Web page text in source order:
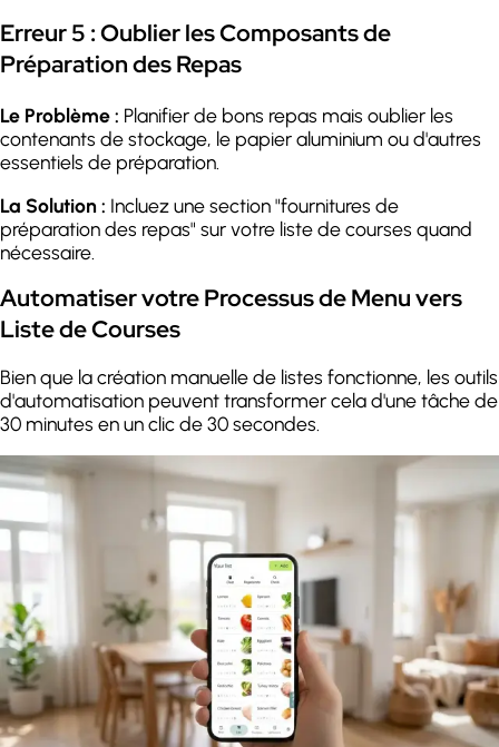
Erreur 5 : Oublier les Composants de
Préparation des Repas
Le Problème : Planifier de bons repas mais oublier les
contenants de stockage, le papier aluminium ou d'autres
essentiels de préparation.
La Solution : Incluez une section "fournitures de
préparation des repas" sur votre liste de courses quand
nécessaire.
Automatiser votre Processus de Menu vers
Liste de Courses
Bien que la création manuelle de listes fonctionne, les outils
d'automatisation peuvent transformer cela d'une tâche de
30 minutes en un clic de 30 secondes.